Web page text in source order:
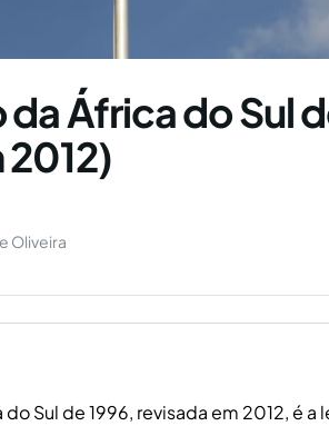
África do Sul
Oliveira
Sul de 1996, revisada em 2012, é a